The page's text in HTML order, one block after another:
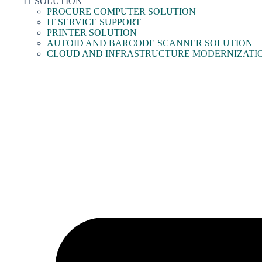
PROCURE COMPUTER SOLUTION
IT SERVICE SUPPORT
PRINTER SOLUTION
AUTOID AND BARCODE SCANNER SOLUTION
CLOUD AND INFRASTRUCTURE